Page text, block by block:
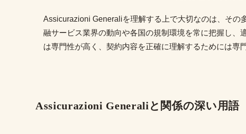
Assicurazioni Generaliを理解する上で大切なのは、その
融サービス業界の動向や各国の規制環境を常に把握し、
は専門性が高く、契約内容を正確に理解するためには専
Assicurazioni Generaliと関係の深い用語